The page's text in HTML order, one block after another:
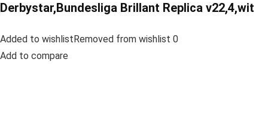
Derbystar,Bundesliga Brillant Replica v22,4,wit
Added to wishlistRemoved from wishlist 0
Add to compare